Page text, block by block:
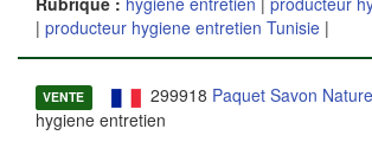
| producteur hygiene entretien Tunisie |
VENTE 299918 Paquet Savon
hygiene entretien